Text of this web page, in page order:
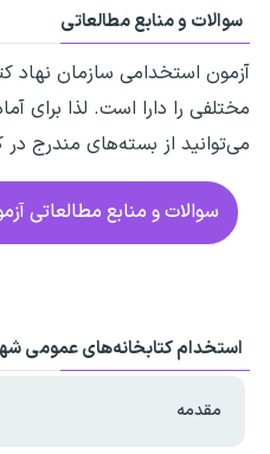
سوالات و منابع مطالعاتی
آزمون استخدامی سازمان نهاد
مختلفی را دارا است. لذا برای
می‌توانید از بسته‌های مندرج در
سوالات و منابع مطالعاتی
استخدام کتابخانه‌های عمومی
مقدمه